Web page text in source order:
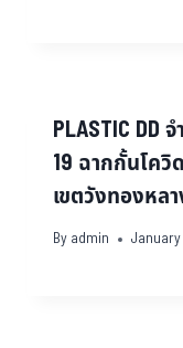
PLASTIC DD
19 ฉากกั้นโค
เขตวังทองหล
By admin January